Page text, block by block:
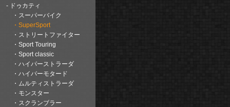
ドゥカティ
スーパーバイク
SuperSport
ストリートファイター
Sport Touring
Sport classic
ハイパーストラーダ
ハイパーモタード
ムルティストラーダ
モンスター
スクランブラー